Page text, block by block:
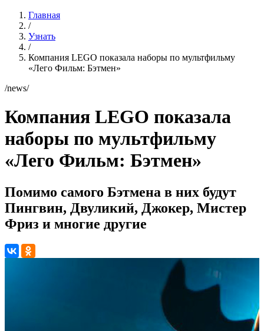
Главная
/
Узнать
/
Компания LEGO показала наборы по мультфильму
«Лего Фильм: Бэтмен»
/news/
Компания LEGO показала
наборы по мультфильму
«Лего Фильм: Бэтмен»
Помимо самого Бэтмена в них будут
Пингвин, Двуликий, Джокер, Мистер
Фриз и многие другие